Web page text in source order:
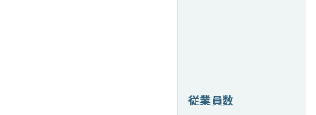
従業員数